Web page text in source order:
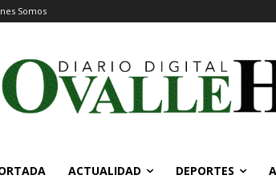
Somos
ACTUALIDAD DEPORTES